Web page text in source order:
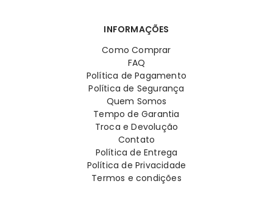
INFORMAÇÕES
Como Comprar
FAQ
Política de Pagamento
Política de Segurança
Quem Somos
Tempo de Garantia
Troca e Devolução
Contato
Política de Entrega
Política de Privacidade
Termos e condições